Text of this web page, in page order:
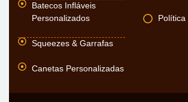
Batecos Infláveis
Personalizados
Squeezes & Garrafas
Canetas Personalizadas
Política